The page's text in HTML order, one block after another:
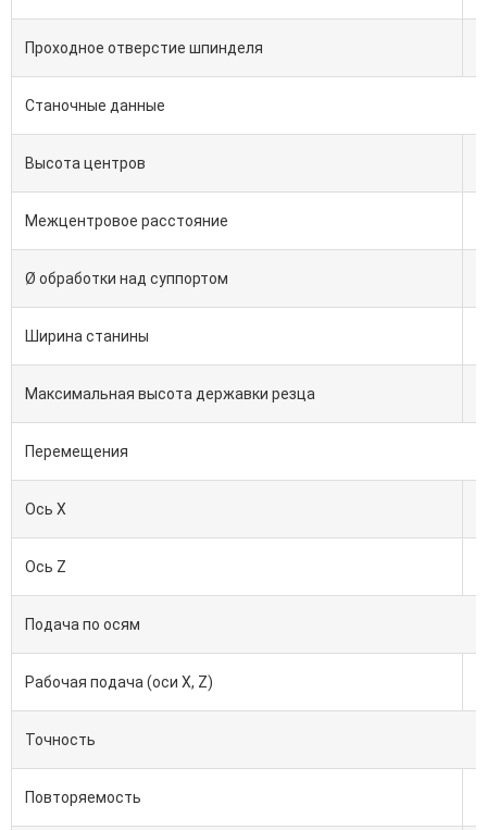
Проходное отверстие шпинделя
Станочные данные
Высота центров
Межцентровое расстояние
Ø обработки над суппортом
Ширина станины
Максимальная высота державки резца
Перемещения
Ось X
Ось Z
Подача по осям
Рабочая подача (оси X, Z)
Точность
Повторяемость